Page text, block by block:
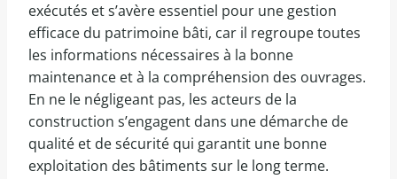
exécutés et s’avère essentiel pour une gestion
efficace du patrimoine bâti, car il regroupe toutes
les informations nécessaires à la bonne
maintenance et à la compréhension des ouvrages.
En ne le négligeant pas, les acteurs de la
construction s’engagent dans une démarche de
qualité et de sécurité qui garantit une bonne
exploitation des bâtiments sur le long terme.